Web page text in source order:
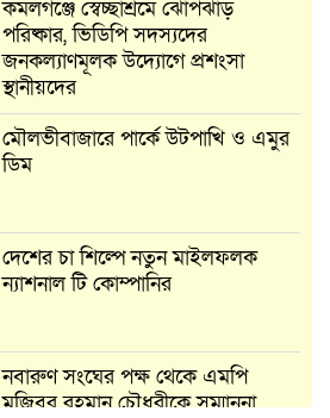
কমলগঞ্জে স্বেচ্ছাশ্রমে ঝোপঝাড়
পরিষ্কার, ভিডিপি সদস্যদের
জনকল্যাণমূলক উদ্যোগে প্রশংসা
স্থানীয়দের
মৌলভীবাজারে পার্কে উটপাখি ও এমুর
ডিম
দেশের চা শিল্পে নতুন মাইলফলক
ন্যাশনাল টি কোম্পানির
নবারুণ সংঘের পক্ষ থেকে এমপি
মুজিবুর রহমান চৌধুরীকে সম্মাননা